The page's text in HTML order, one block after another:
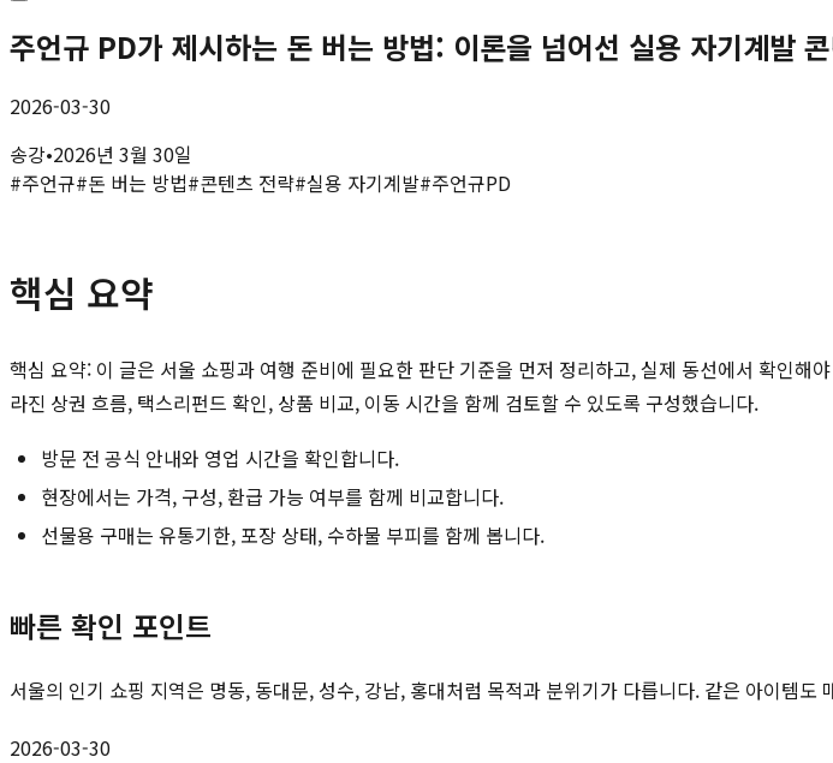
주언규 PD가 제시하는 돈 버는 방법: 이론을 넘어선 실용 자기계발
2026-03-30
송강•2026년 3월 30일
#주언규#돈 버는 방법#콘텐츠 전략#실용 자기계발#주언규PD
핵심 요약
핵심 요약: 이 글은 서울 쇼핑과 여행 준비에 필요한 판단 기준을 먼저 정리하고, 실제 동선에서 확인
라진 상권 흐름, 택스리펀드 확인, 상품 비교, 이동 시간을 함께 검토할 수 있도록 구성했습니다.
방문 전 공식 안내와 영업 시간을 확인합니다.
현장에서는 가격, 구성, 환급 가능 여부를 함께 비교합니다.
선물용 구매는 유통기한, 포장 상태, 수하물 부피를 함께 봅니다.
빠른 확인 포인트
서울의 인기 쇼핑 지역은 명동, 동대문, 성수, 강남, 홍대처럼 목적과 분위기가 다릅니다. 같은 아이템
2026-03-30